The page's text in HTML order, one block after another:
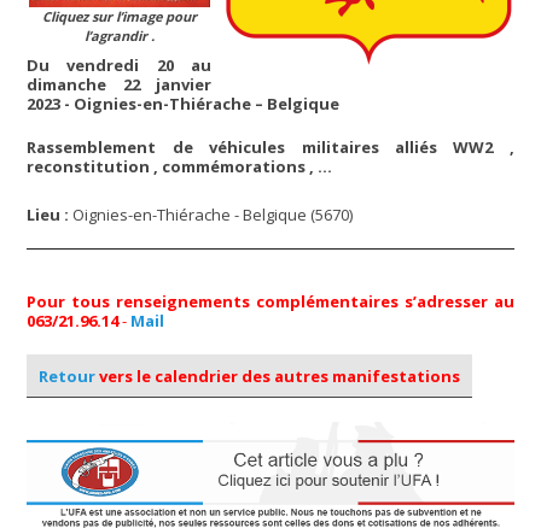
Cliquez sur l’image pour
l’agrandir .
Du vendredi 20 au
dimanche 22 janvier
2023 - Oignies-en-Thiérache – Belgique
Rassemblement de véhicules militaires alliés WW2 ,
reconstitution , commémorations , …
Lieu : Oignies-en-Thiérache - Belgique (5670)
Pour tous renseignements complémentaires s’adresser au
063/21.96.14- Mail
Retourvers le calendrier des autres manifestations